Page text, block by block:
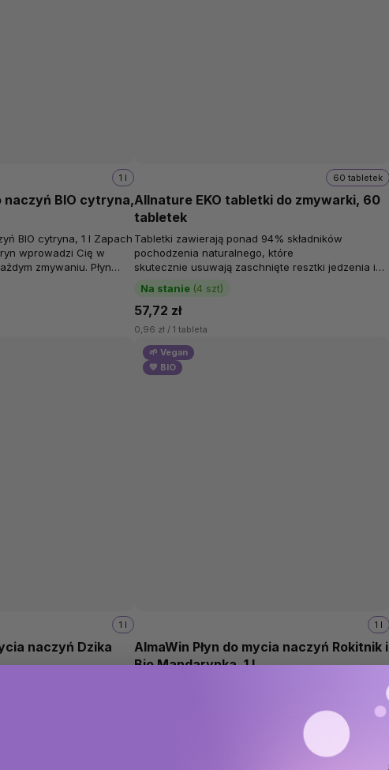
naczyń BIO cytryna,
1 l
BIO cytryna, 1 l Zapach
wprowadzi Cię w
zmywaniu. Płyn
99...
Allnature EKO tabletki do zmywarki, 60
tabletek
Na stanie (4 szt)
60 tabletek
57,72 zł
0,96 zł / 1 tableta
Tabletki zawierają ponad 94% składników
pochodzenia naturalnego, które
skutecznie usuwają zaschnięte resztki jedzenia i
tłuszczu. Odpowiednie do wszystkich typów
domowych...
naczyń Dzika
1 l
🌱 Vegan
💚 BIO
AlmaWin Płyn do mycia naczyń Rokitnik i
Bio Mandarynka, 1 L
1 l
tłustych pozostałości. Dzięki naturalnemu składowi